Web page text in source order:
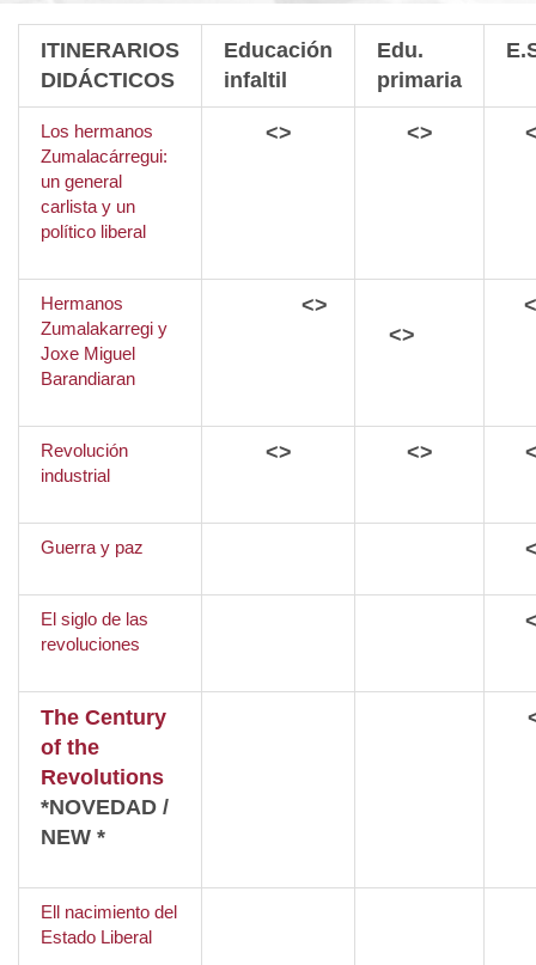
ITINERARIOS
DIDÁCTICOS
Educación
infaltil
Edu.
primaria
Los hermanos
Zumalacárregui:
un general
carlista y un
político liberal
<> <>
Hermanos
Zumalakarregi y
Joxe Miguel
Barandiaran
<>
<>
Revolución
industrial
<> <>
Guerra y paz
El siglo de las
revoluciones
The Century
of the
Revolutions
*NOVEDAD /
NEW *
Ell nacimiento del
Estado Liberal